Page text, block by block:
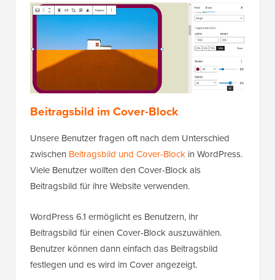
Beitragsbild im Cover-Block
Unsere Benutzer fragen oft nach dem Unterschied
zwischen Beitragsbild und Cover-Block in WordPress.
Viele Benutzer wollten den Cover-Block als
Beitragsbild für ihre Website verwenden.
WordPress 6.1 ermöglicht es Benutzern, ihr
Beitragsbild für einen Cover-Block auszuwählen.
Benutzer können dann einfach das Beitragsbild
festlegen und es wird im Cover angezeigt.